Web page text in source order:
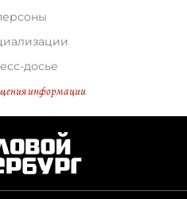
досье
информации